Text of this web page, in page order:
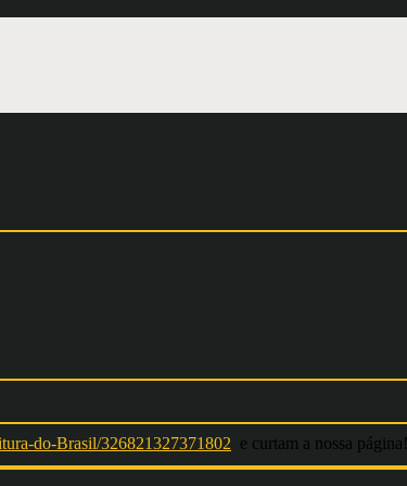
do-Brasil/326821327371802 e curtam a nossa página!